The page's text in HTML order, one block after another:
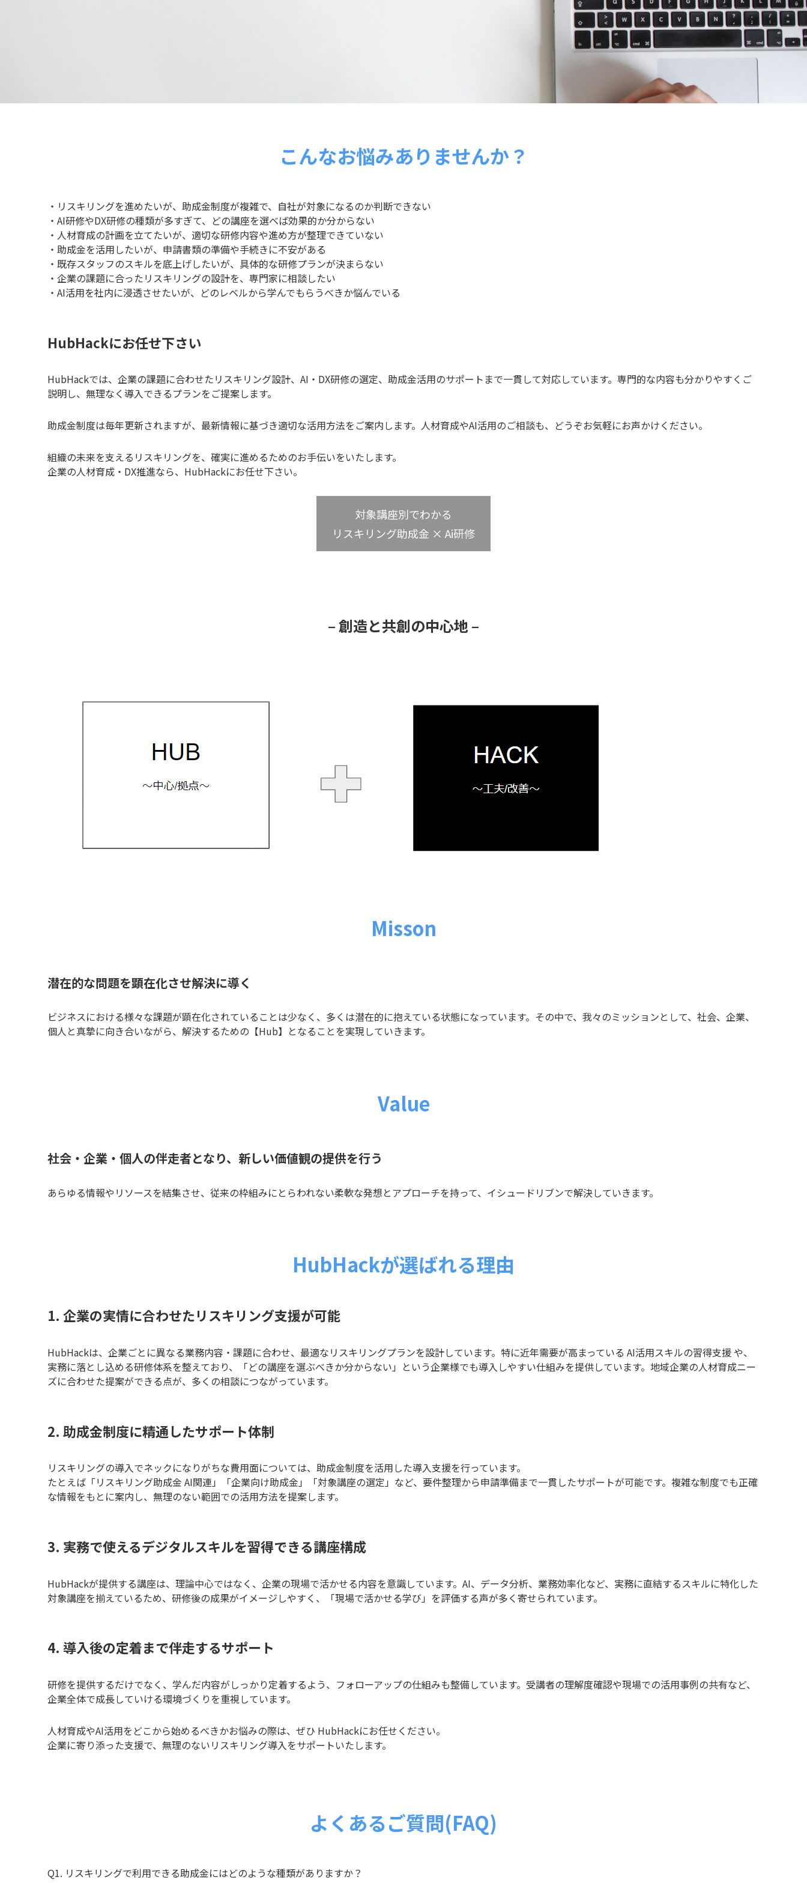
こんなお悩みありませんか？
・リスキリングを進めたいが、助成金制度が複雑で、自社が対象になるのか判断できない
・AI研修やDX研修の種類が多すぎて、どの講座を選べば効果的か分からない
・人材育成の計画を立てたいが、適切な研修内容や進め方が整理できていない
・助成金を活用したいが、申請書類の準備や手続きに不安がある
・既存スタッフのスキルを底上げしたいが、具体的な研修プランが決まらない
・企業の課題に合ったリスキリングの設計を、専門家に相談したい
・AI活用を社内に浸透させたいが、どのレベルから学んでもらうべきか悩んでいる
HubHackにお任せ下さい
HubHackでは、企業の課題に合わせたリスキリング設計、AI・DX研修の選定、助成金活用のサポートまで一貫して対応しています。専門的な内容も分かりやすくご
説明し、無理なく導入できるプランをご提案します。
助成金制度は毎年更新されますが、最新情報に基づき適切な活用方法をご案内します。人材育成やAI活用のご相談も、どうぞお気軽にお声かけください。
組織の未来を支えるリスキリングを、確実に進めるためのお手伝いをいたします。
企業の人材育成・DX推進なら、HubHackにお任せ下さい。
対象講座別でわかる
リスキリング助成金 × Ai研修
– 創造と共創の中心地 –
Misson
潜在的な問題を顕在化させ解決に導く
ビジネスにおける様々な課題が顕在化されていることは少なく、多くは潜在的に抱えている状態になっています。その中で、我々のミッションとして、社会、企業、
個人と真摯に向き合いながら、解決するための【Hub】となることを実現していきます。
Value
社会・企業・個人の伴走者となり、新しい価値観の提供を行う
あらゆる情報やリソースを結集させ、従来の枠組みにとらわれない柔軟な発想とアプローチを持って、イシュードリブンで解決していきます。
HubHackが選ばれる理由
1. 企業の実情に合わせたリスキリング支援が可能
HubHackは、企業ごとに異なる業務内容・課題に合わせ、最適なリスキリングプランを設計しています。特に近年需要が高まっている AI活用スキルの習得支援 や、
実務に落とし込める研修体系を整えており、「どの講座を選ぶべきか分からない」という企業様でも導入しやすい仕組みを提供しています。地域企業の人材育成ニー
ズに合わせた提案ができる点が、多くの相談につながっています。
2. 助成金制度に精通したサポート体制
リスキリングの導入でネックになりがちな費用面については、助成金制度を活用した導入支援を行っています。
たとえば「リスキリング助成金 AI関連」「企業向け助成金」「対象講座の選定」など、要件整理から申請準備まで一貫したサポートが可能です。複雑な制度でも正確
な情報をもとに案内し、無理のない範囲での活用方法を提案します。
3. 実務で使えるデジタルスキルを習得できる講座構成
HubHackが提供する講座は、理論中心ではなく、企業の現場で活かせる内容を意識しています。AI、データ分析、業務効率化など、実務に直結するスキルに特化した
対象講座を揃えているため、研修後の成果がイメージしやすく、「現場で活かせる学び」を評価する声が多く寄せられています。
4. 導入後の定着まで伴走するサポート
研修を提供するだけでなく、学んだ内容がしっかり定着するよう、フォローアップの仕組みも整備しています。受講者の理解度確認や現場での活用事例の共有など、
企業全体で成長していける環境づくりを重視しています。
人材育成やAI活用をどこから始めるべきかお悩みの際は、ぜひ HubHackにお任せください。
企業に寄り添った支援で、無理のないリスキリング導入をサポートいたします。
よくあるご質問(FAQ)
Q1. リスキリングで利用できる助成金にはどのような種類がありますか？